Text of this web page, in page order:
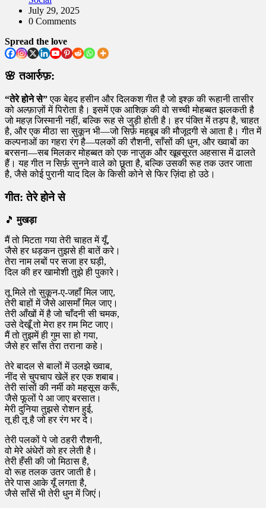
July 29, 2025
0 Comments
Spread the love
🌸तआर्रुफ़:
“तेरे होने से”एक बेहद हसीन और दिलकश गीत है जो इश्क़ की रूहानी तासीर
को अल्फ़ाज़ों में पिरोता है। इसमें एक आशिक़ की वो सच्ची मोहब्बत झलकती है
जो महज़ जिस्मानी नहीं, बल्कि रूह से जुड़ी होती है। हर पंक्ति में तड़प है, चाहत
है, और एक मीठा सा सुकून भी—जो सिर्फ़ महबूब की मौजूदगी से आता है। गीत में
कल्पनाओं का गहरा रंग है—पलकों की रौशनी, साँसों की धुन, और ख्वाबों का
बरसना—सब मिलकर मोहब्बत को एक नाज़ुक और खूबसूरत अहसास में ढालते
हैं। यह गीत न सिर्फ़ सुनने वाले को छूता है, बल्कि उसकी रूह तक उतर जाता
है, जैसे कोई पुरानी याद दिल के किसी कोने से फिर ज़िंदा हो उठे।
गीत: तेरे होने से
🎵मुखड़ा
मैं तो मिटता गया तेरी चाहत में यूँ,
जैसे हर धड़कन तुझसे ही बातें करे।
तेरा नाम लबों पर सजा हर घड़ी,
दिल की हर खामोशी तुझे ही पुकारे।
तू मिले तो सुकून-ए-जहाँ मिल जाए,
तेरी बाहों में जैसे आसमाँ मिल जाए।
तेरी आँखों में है जो चाँदनी सी चमक,
उसे देखूँ तो मेरा हर ग़म मिट जाए।
मैं तो तुझमें ही गुम सा हो गया,
जैसे हर साँस तेरा तराना कहे।
तेरे बादल से बालों में उलझे ख्वाब,
नींद से चुपचाप खेलें हर एक शबाब।
तेरी सांसों की नर्मी को महसूस करूँ,
जैसे फूलों पे आ जाए बरसात।
मेरी दुनिया तुझसे रोशन हुई,
तू ही तू है जो हर रंग भर दे।
तेरी पलकों पे जो ठहरी रौशनी,
वो मेरे अंधेरों को हर लेती है।
तेरी हँसी की जो मिठास है,
वो रूह तलक उतर जाती है।
तेरे पास आके यूँ लगता है,
जैसे साँसें भी तेरी धुन में जिएं।